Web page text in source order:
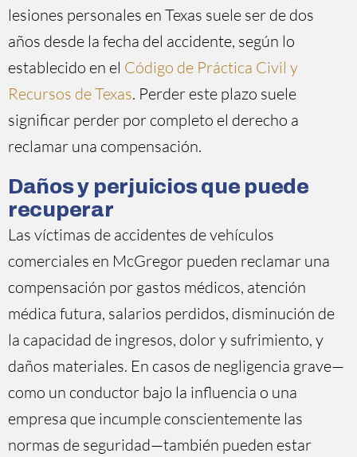
lesiones personales en Texas suele ser de dos
años desde la fecha del accidente, según lo
establecido en el Código de Práctica Civil y
Recursos de Texas. Perder este plazo suele
significar perder por completo el derecho a
reclamar una compensación.
Daños y perjuicios que puede
recuperar
Las víctimas de accidentes de vehículos
comerciales en McGregor pueden reclamar una
compensación por gastos médicos, atención
médica futura, salarios perdidos, disminución de
la capacidad de ingresos, dolor y sufrimiento, y
daños materiales. En casos de negligencia grave—
como un conductor bajo la influencia o una
empresa que incumple conscientemente las
normas de seguridad—también pueden estar